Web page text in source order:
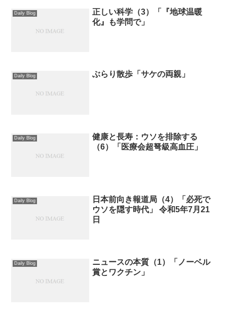
Daily Blog
正しい科学（3）「『地球温暖
化』も学問で」
Daily Blog ぶらり散歩「サケの両親」
Daily Blog
健康と長寿：ウソを排除する
（6）「医療会超弩級高血圧」
Daily Blog
日本前向き報道局（4）「必死で
ウソを隠す時代」 令和5年7月21
日
Daily Blog
ニュースの本質（1）「ノーベル
賞とワクチン」